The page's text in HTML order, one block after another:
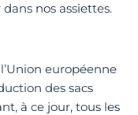
nos assiettes.
européenne
des sacs
à ce jour, tous les